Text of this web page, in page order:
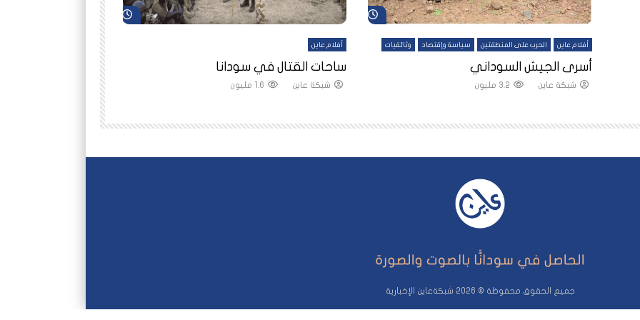
شاهد لاحقاً شاهد لاحقاً
أفلام عاين الحرب على المنطقتين سياسة وإقتصاد وثائقيات
أسرى الجيش السوداني
شبكة عاين 3.2 مليون
شاهد لاحقاً
أفلام عاين
ساحات القتال في سودانا
شبكة عاين 1.6 مليون
رانيا مأمون: الثمن
جميع الحقوق محفوظة © 2026 شبكةعاين الإخبارية